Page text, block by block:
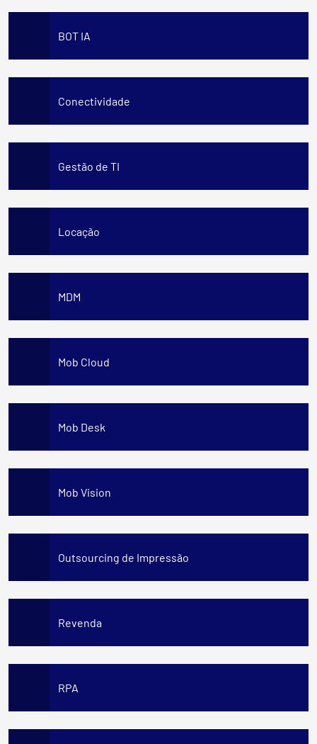
BOT IA
Conectividade
Gestão de TI
Locação
MDM
Mob Cloud
Mob Desk
Mob Vision
Outsourcing de Impressão
Revenda
RPA